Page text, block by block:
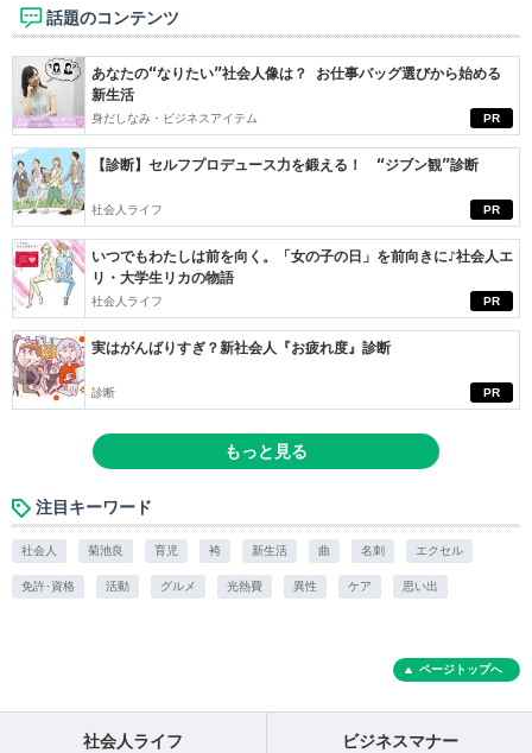
話題のコンテンツ
PR
あなたの“なりたい”社会人像は？ お仕事バッグ選びから始める
新生活
身だしなみ・ビジネスアイテム
PR
【診断】セルフプロデュース力を鍛える！ “ジブン観”診断
社会人ライフ
PR
いつでもわたしは前を向く。「女の子の日」を前向きに♪社会人エ
リ・大学生リカの物語
社会人ライフ
PR
実はがんばりすぎ？新社会人『お疲れ度』診断
診断
もっと見る
注目キーワード
社会人 菊池良 育児 袴 新生活 曲 名刺 エクセル
免許･資格 活動 グルメ 光熱費 異性 ケア 思い出
ページトップへ
社会人ライフ ビジネスマナー